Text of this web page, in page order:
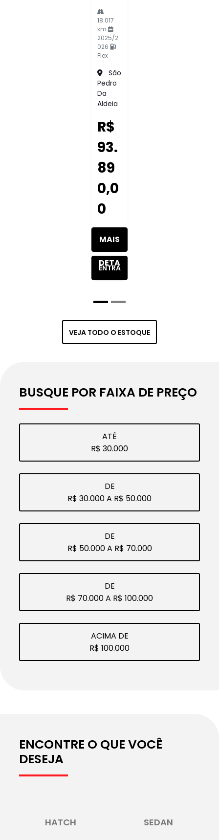
18.017
km
2025/2
026
Flex
São
Pedro
Da
Aldeia
R$
93.
89
0,0
0
MAIS
DETA
VEÍC
ENTRA
VEJA TODO O ESTOQUE
BUSQUE POR FAIXA DE PREÇO
ATÉ
R$ 30.000
DE
R$ 30.000 A R$ 50.000
DE
R$ 50.000 A R$ 70.000
DE
R$ 70.000 A R$ 100.000
ACIMA DE
R$ 100.000
ENCONTRE O QUE VOCÊ
DESEJA
HATCH SEDAN